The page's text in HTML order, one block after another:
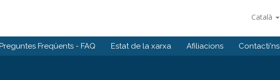
Català
Freqüents - FAQ Estat de la xarxa Afiliacions Contacti'ns